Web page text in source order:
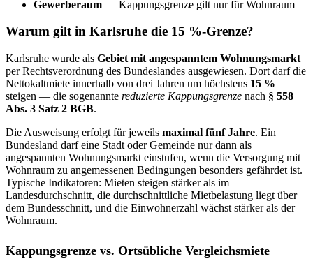
Gewerberaum — Kappungsgrenze gilt nur für Wohnraum
Warum gilt in Karlsruhe die 15 %-Grenze?
Karlsruhe wurde als Gebiet mit angespanntem Wohnungsmarkt
per Rechtsverordnung des Bundeslandes ausgewiesen. Dort darf die
Nettokaltmiete innerhalb von drei Jahren um höchstens 15 %
steigen — die sogenannte reduzierte Kappungsgrenze nach § 558
Abs. 3 Satz 2 BGB.
Die Ausweisung erfolgt für jeweils maximal fünf Jahre. Ein
Bundesland darf eine Stadt oder Gemeinde nur dann als
angespannten Wohnungsmarkt einstufen, wenn die Versorgung mit
Wohnraum zu angemessenen Bedingungen besonders gefährdet ist.
Typische Indikatoren: Mieten steigen stärker als im
Landesdurchschnitt, die durchschnittliche Mietbelastung liegt über
dem Bundesschnitt, und die Einwohnerzahl wächst stärker als der
Wohnraum.
Kappungsgrenze vs. Ortsübliche Vergleichsmiete